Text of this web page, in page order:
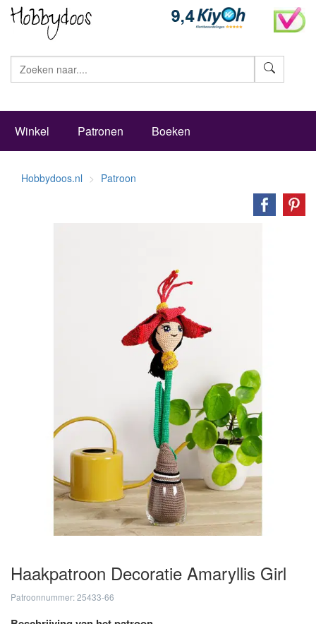
Winkel Patronen Boeken
Hobbydoos.nl Patroon
Haakpatroon Decoratie Amaryllis Girl
Patroonnummer: 25433-66